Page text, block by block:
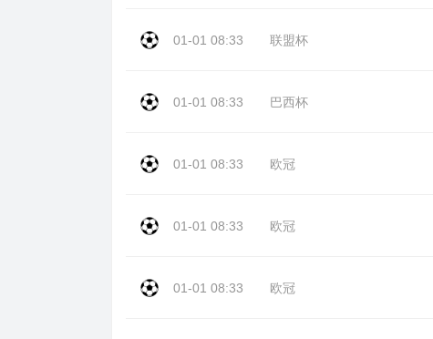
01-01 08:33 联盟杯
01-01 08:33 巴西杯
01-01 08:33 欧冠
01-01 08:33 欧冠
01-01 08:33 欧冠